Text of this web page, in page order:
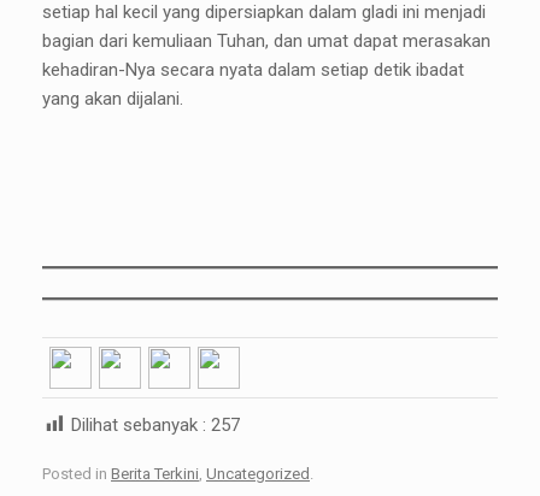
setiap hal kecil yang dipersiapkan dalam gladi ini menjadi
bagian dari kemuliaan Tuhan, dan umat dapat merasakan
kehadiran-Nya secara nyata dalam setiap detik ibadat
yang akan dijalani.
Dilihat sebanyak : 257
Posted in Berita Terkini, Uncategorized .